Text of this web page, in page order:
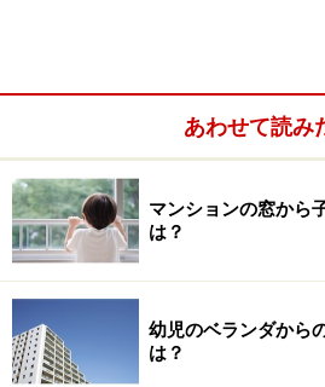
危険エリアその1：バルコ
あわせて読み
マンションの窓から
は？
幼児のベランダから
は？